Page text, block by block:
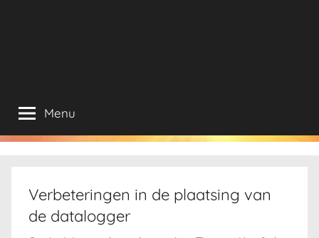
Menu
Verbeteringen in de plaatsing van
de datalogger